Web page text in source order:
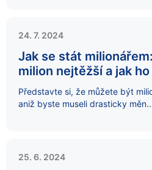
24. 7. 2024
Jak se stát
milion nejtěžší a jak
Představte si, že můžete být
aniž byste museli drasticky
25. 6. 2024